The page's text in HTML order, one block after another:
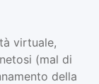
virtuale,
(mal di
della